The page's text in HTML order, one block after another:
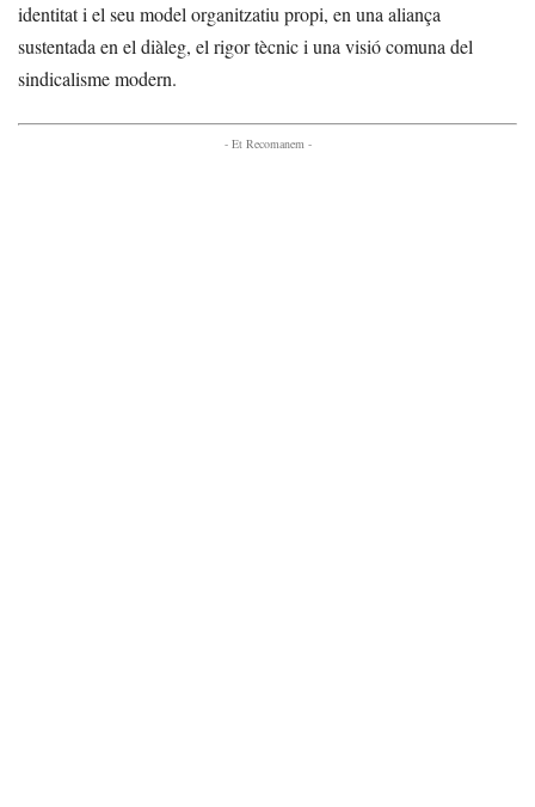
identitat i el seu model organitzatiu propi, en una aliança
sustentada en el diàleg, el rigor tècnic i una visió comuna del
sindicalisme modern.
- Et Recomanem -